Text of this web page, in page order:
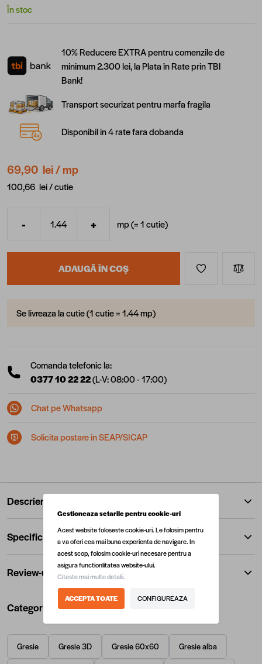
În stoc
10% Reducere EXTRA pentru comenzile de
minimum 2.300 lei, la Plata în Rate prin TBI
Bank!
Transport securizat pentru marfa fragila
Disponibil in 4 rate fara dobanda
69,90 lei/ mp
100,66 lei /cutie
Cantitate
- + mp (=1cutie)
ADAUGĂ ÎN COȘ
Se livreaza la cutie (1 cutie = 1.44 mp)
Comanda telefonic la:
0377 10 22 22(L-V: 08:00 - 17:00)
Chat pe Whatsapp
Solicita postare in SEAP/SICAP
Descriere
Specificatii
Review-uri
Categorii utile
Gresie Gresie 3D Gresie 60x60 Gresie alba
Gestioneaza setarile pentru cookie-uri
Acest website foloseste cookie-uri. Le folosim pentru
a va oferi cea mai buna experienta de navigare. In
acest scop, folosim cookie-uri necesare pentru a
asigura functionlitatea website-ului.
Citeste mai multe detalii.
ACCEPTA TOATE CONFIGUREAZA